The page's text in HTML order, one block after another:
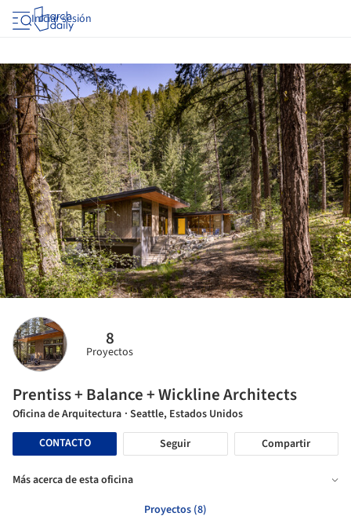
Iniciar sesión
8
Proyectos
Prentiss + Balance + Wickline Architects
Oficina de Arquitectura · Seattle, Estados Unidos
CONTACTO
Seguir Compartir
Más acerca de esta oficina
Proyectos (8)